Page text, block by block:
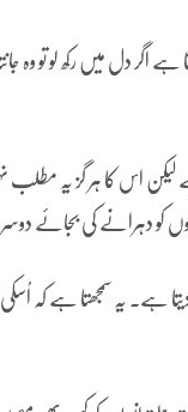
دل میں رکھ لو تو وہ
لیکن اس کا ہر گز یہ
کو دہرانے کی بجائے
ہے۔ یہ سمجھتا ہے کہ